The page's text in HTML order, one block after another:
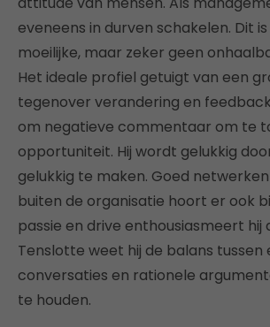
eveneens in durven schakelen. Dit
moeilijke, maar zeker geen
Het ideale profiel getuigt van een
tegenover verandering en
om negatieve commentaar om te
opportuniteit. Hij wordt gelukkig
gelukkig te maken. Goed
buiten de organisatie hoort er ook
passie en drive enthousiasmeert hij
Tenslotte weet hij de balans tussen
conversaties en rationele
te houden.